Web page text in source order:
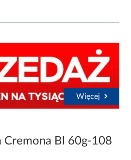
Więcej
Cremona Bl 60g-108